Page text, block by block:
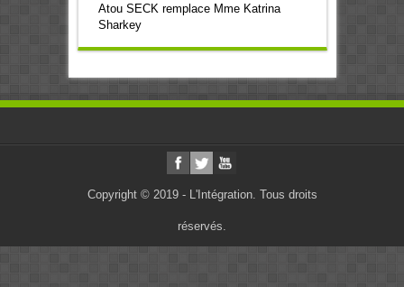
Atou SECK remplace Mme Katrina
Sharkey
Copyright © 2019 - L'Intégration. Tous droits
réservés.